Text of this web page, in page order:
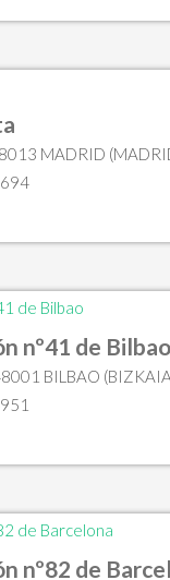
MADRID
nº41 de Bilbao
BILBAO
nº82 de